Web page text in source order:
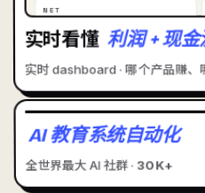
NET
RM 38K
实时看懂 利润 + 现金
实时 dashboard · 哪个产品赚、
AI 教育系统自动化
全世界最大 AI 社群 · 30K+